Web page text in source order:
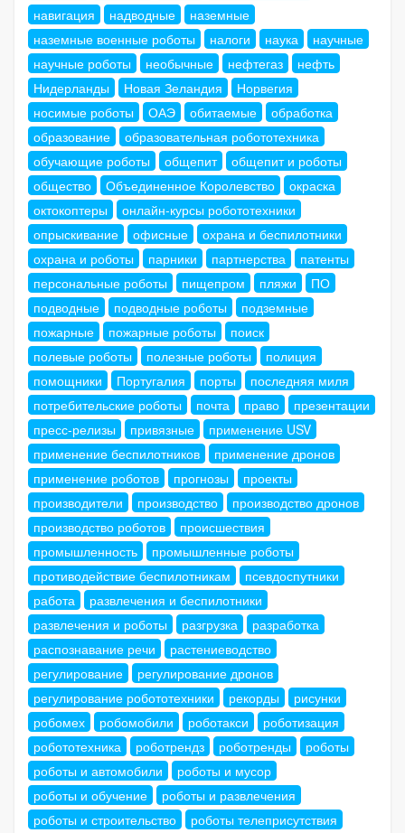
навигация
надводные
наземные
наземные военные роботы
налоги наука
научные
научные роботы
необычные нефтегаз
нефть
Нидерланды
Новая Зеландия
Норвегия
носимые роботы
ОАЭ обитаемые
обработка
образование
образовательная робототехника
обучающие роботы
общепит
общепит и роботы
общество
Объединенное Королевство
окраска
октокоптеры
онлайн-курсы робототехники
опрыскивание
офисные
охрана и беспилотники
охрана и роботы
парники партнерства
патенты
персональные роботы
пищепром пляжи
ПО
подводные
подводные роботы
подземные
пожарные
пожарные роботы
поиск
полевые роботы
полезные роботы
полиция
помощники
Португалия порты
последняя миля
потребительские роботы
почта право
презентации
пресс-релизы
привязные
применение USV
применение беспилотников
применение дронов
применение роботов
прогнозы
проекты
производители
производство
производство дронов
производство роботов
происшествия
промышленность
промышленные роботы
противодействие беспилотникам
псевдоспутники
работа
развлечения и беспилотники
развлечения и роботы
разгрузка
разработка
распознавание речи
растениеводство
регулирование
регулирование дронов
регулирование робототехники
рекорды
рисунки
робомех
робомобили роботакси
роботизация
робототехника
роботрендз роботренды
роботы
роботы и автомобили
роботы и мусор
роботы и обучение
роботы и развлечения
роботы и строительство
роботы телеприсутствия